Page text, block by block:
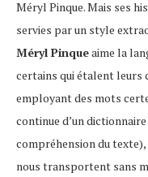
Méryl Pinque. Mais ses
servies par un style
Méryl Pinqueaime la
certains qui étalent leurs
employant des mots
continue d’un
compréhension du
nous transportent sans